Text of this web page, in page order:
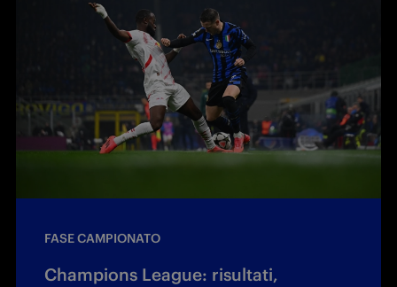
FASE CAMPIONATO
Champions League: risultati,